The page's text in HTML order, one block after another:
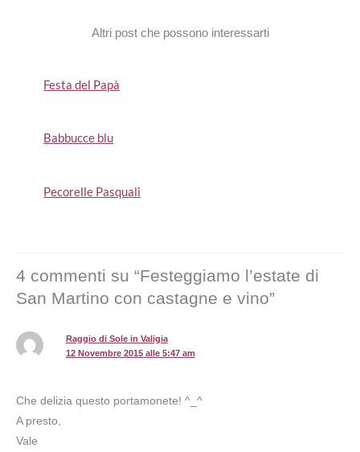
r
Altri post che possono interessarti
Festa del Papà
Babbucce blu
Pecorelle Pasquali
4 commenti su “Festeggiamo l’estate di
San Martino con castagne e vino”
Raggio di Sole in Valigia
12 Novembre 2015 alle 5:47 am
Che delizia questo portamonete! ^_^
A presto,
Vale